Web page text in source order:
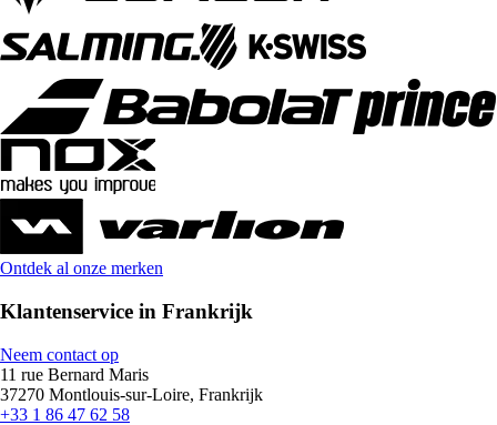
Ontdek al onze merken
Klantenservice in Frankrijk
Neem contact op
11 rue Bernard Maris
37270 Montlouis-sur-Loire, Frankrijk
+33 1 86 47 62 58